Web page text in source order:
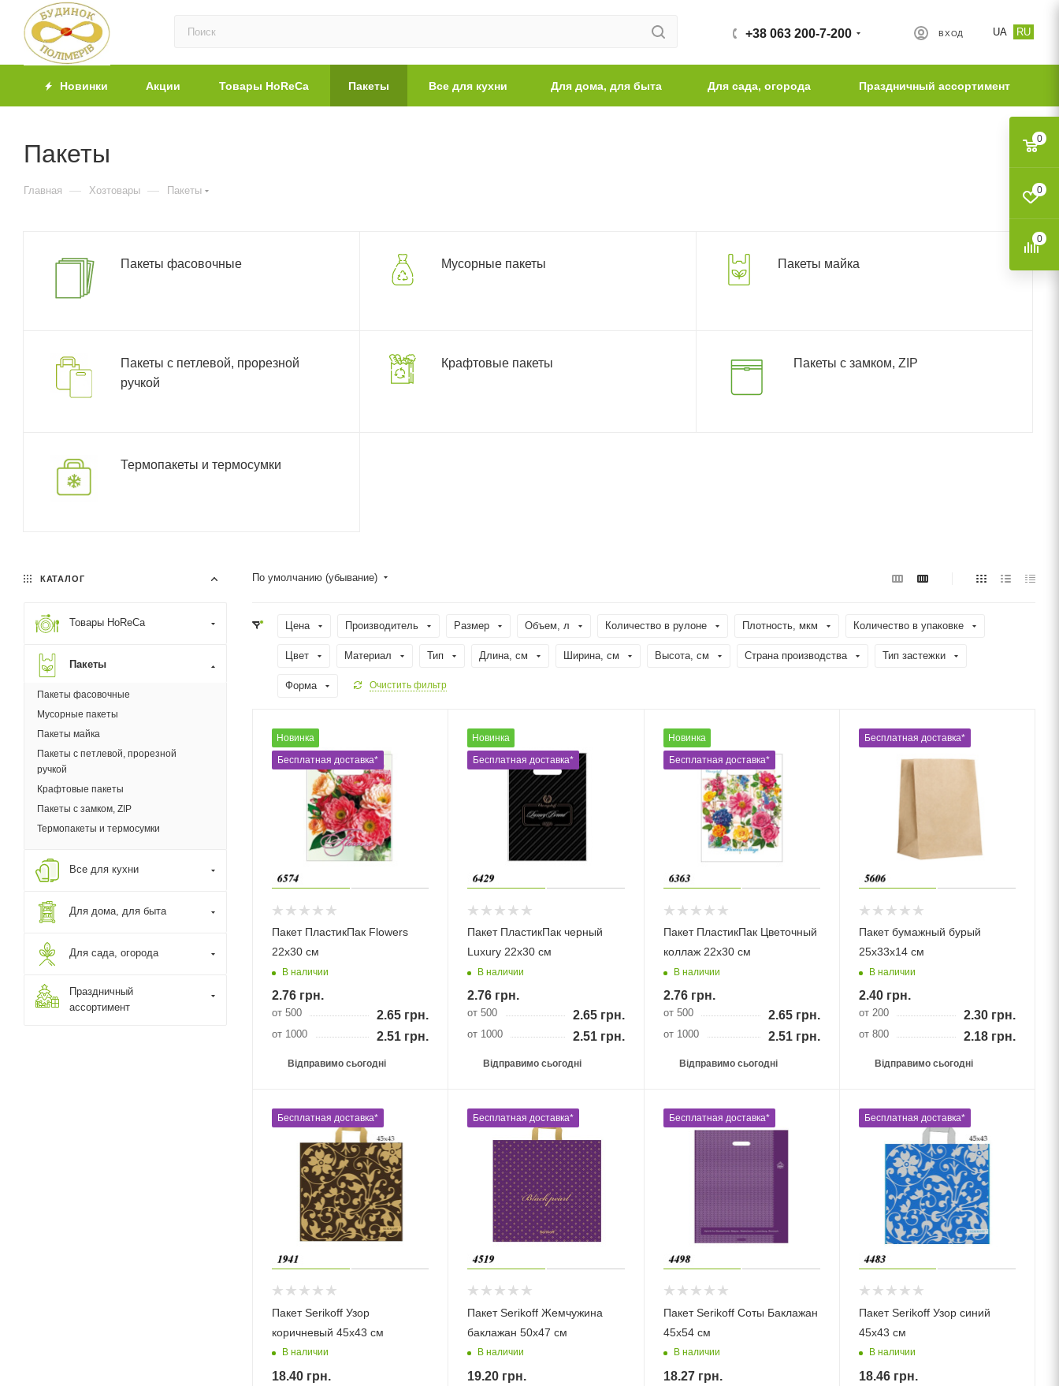
UA RU
ВХОД
+38 063 200-7-200
Новинки Акции Товары HoReCa Пакеты Все для кухни Для дома, для быта Для сада, огорода Праздничный ассортимент
Пакеты
Главная — Хозтовары — Пакеты
Пакеты фасовочные Мусорные пакеты Пакеты майка
Пакеты с петлевой, прорезной
ручкой
Крафтовые пакеты Пакеты с замком, ZIP
Термопакеты и термосумки
По умолчанию (убывание)
Цена Производитель Размер Объем, л Количество в рулоне Плотность, мкм Количество в упаковке
Цвет Материал Тип Длина, cм Ширина, cм Высота, см Страна производства Тип застежки
Форма Очистить фильтр
Новинка
Бесплатная доставка*
Пакет ПластикПак Flowers
22х30 см
В наличии
2.76 грн.
от 500 2.65 грн.
от 1000 2.51 грн.
Відправимо сьогодні
Новинка
Бесплатная доставка*
Пакет ПластикПак черный
Luxury 22х30 см
В наличии
2.76 грн.
от 500 2.65грн.
от 1000 2.51грн.
Відправимо сьогодні
Новинка
Бесплатная доставка*
Пакет ПластикПак Цветочный
коллаж 22х30 см
В наличии
2.76грн.
от 500 2.65грн.
от 1000 2.51грн.
Відправимо сьогодні
Бесплатная доставка*
Пакет бумажный бурый
25х33х14 см
В наличии
2.40грн.
от 200 2.30 грн.
от 800 2.18 грн.
Відправимо сьогодні
Бесплатная доставка*
Пакет Serikoff Узор
коричневый 45х43 см
В наличии
18.40 грн.
Бесплатная доставка*
Пакет Serikoff Жемчужина
баклажан 50х47 см
В наличии
19.20 грн.
Бесплатная доставка*
Пакет Serikoff Соты Баклажан
45х54 см
В наличии
18.27грн.
Бесплатная доставка*
Пакет Serikoff Узор синий
45х43 см
В наличии
18.46грн.
КАТАЛОГ
Товары HoReCa
Пакеты
Пакеты фасовочные
Мусорные пакеты
Пакеты майка
Пакеты с петлевой, прорезной
ручкой
Крафтовые пакеты
Пакеты с замком, ZIP
Термопакеты и термосумки
Все для кухни
Для дома, для быта
Для сада, огорода
Праздничный
ассортимент
0
0
0